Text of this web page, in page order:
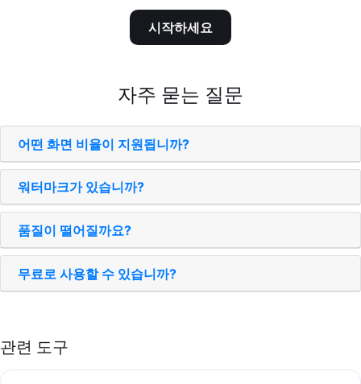
시작하세요
자주 묻는 질문
어떤 화면 비율이 지원됩니까?
워터마크가 있습니까?
품질이 떨어질까요?
무료로 사용할 수 있습니까?
관련 도구